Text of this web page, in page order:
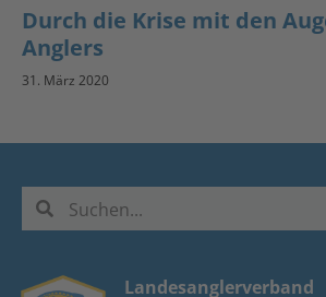
Durch die Krise mit den
Anglers
31. März 2020
Landesanglerverband